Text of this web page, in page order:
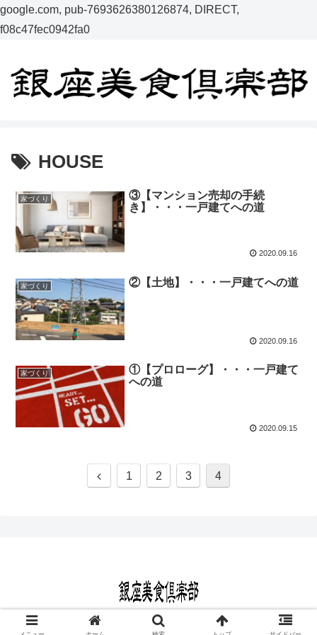
google.com, pub-7693626380126874, DIRECT,
f08c47fec0942fa0
HOUSE
家づくり
③【マンション売却の手続
き】・・・一戸建てへの道
2020.09.16
家づくり ②【土地】・・・一戸建てへの道
2020.09.16
家づくり
①【プロローグ】・・・一戸建て
への道
2020.09.15
1 2 3 4
© 2020 銀座美食倶楽部.